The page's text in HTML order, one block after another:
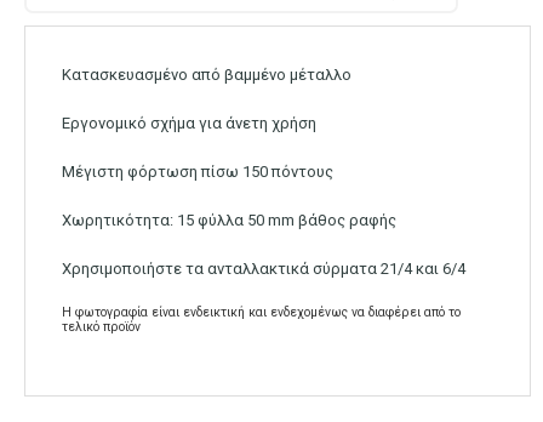
Κατασκευασμένο από βαμμένο μέταλλο
Εργονομικό σχήμα για άνετη χρήση
Μέγιστη φόρτωση πίσω 150 πόντους
Χωρητικότητα: 15 φύλλα 50 mm βάθος ραφής
Χρησιμοποιήστε τα ανταλλακτικά σύρματα 21/4 και 6/4
Η φωτογραφία είναι ενδεικτική και ενδεχομένως να διαφέρει από το
τελικό προϊόν